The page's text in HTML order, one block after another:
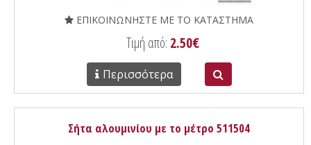
ΕΠΙΚΟΙΝΩΝΗΣΤΕ ΜΕ ΤΟ ΚΑΤΑΣΤΗΜΑ
Τιμή από: 2.50€
Περισσότερα
Σήτα αλουμινίου με το μέτρο 511504